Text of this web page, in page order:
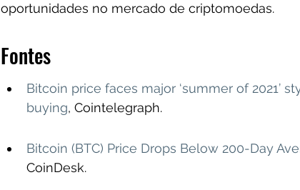
oportunidades no mercado de criptomoedas.
Fontes
Bitcoin price faces major ‘summer of 2021’
buying, Cointelegraph.
Bitcoin (BTC) Price Drops Below 200-Day
CoinDesk.